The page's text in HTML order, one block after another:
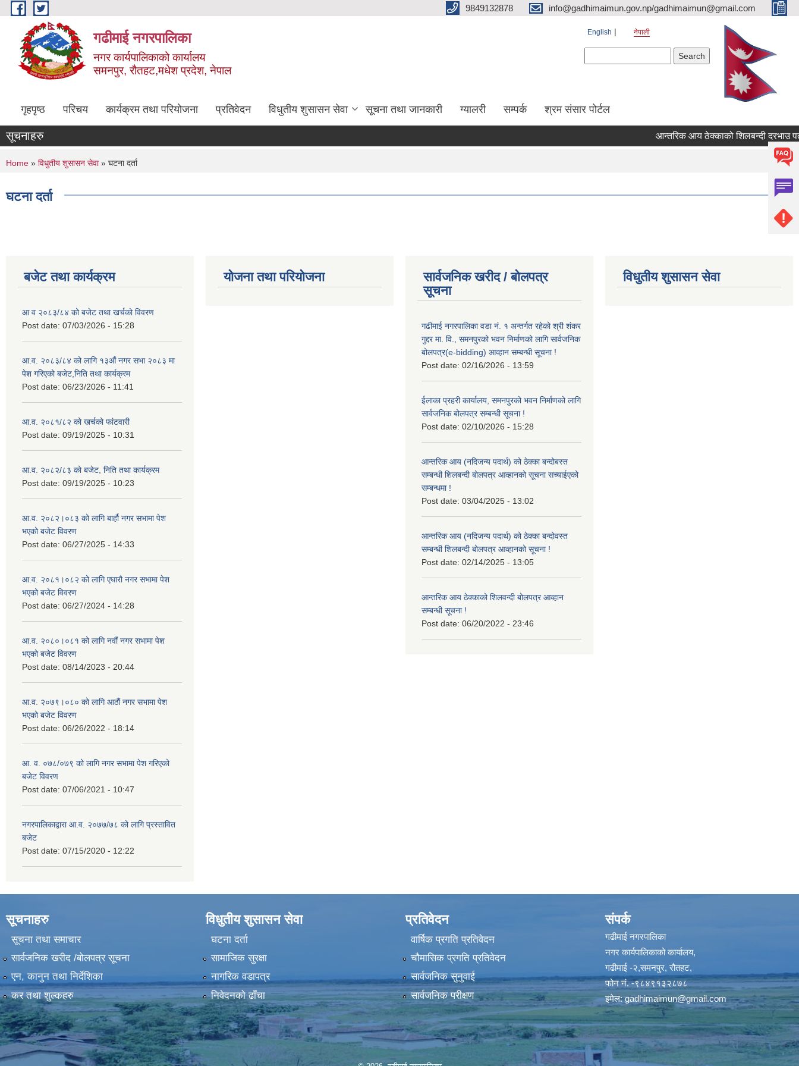
Skip to main content 9849132878 info@gadhimaimun.gov.np/gadhimaimun@gmail.com
गढीमाई नगरपालिका
नगर कार्यपालिकाको कार्यालय
समनपुर, रौतहट,मधेश प्रदेश, नेपाल
English नेपाली
गृहपृष्ठ परिचय कार्यक्रम तथा परियोजना प्रतिवेदन विधुतीय शुसासन सेवा सूचना तथा जानकारी ग्यालरी सम्पर्क श्रम संसार पोर्टल
सूचनाहरु आन्तरिक आय ठेक्काको शिलबन्दी दरभाउ पत्र
You are here
Home » विधुतीय शुसासन सेवा» घटना दर्ता
घटना दर्ता
बजेट तथा कार्यक्रम
आ व २०८३/८४ को बजेट तथा खर्चको विवरण
Post date: 07/03/2026 - 15:28
आ.व. २०८३/८४ को लागि १३औं नगर सभा २०८३ मा
पेश गरिएको बजेट,निति तथा कार्यक्रम
Post date: 06/23/2026 - 11:41
आ.व. २०८१/८२ को खर्चको फांटवारी
Post date: 09/19/2025 - 10:31
आ.व. २०८२/८३ को बजेट, निति तथा कार्यक्रम
Post date: 09/19/2025 - 10:23
आ.व. २०८२।०८३ को लागि बार्हौ नगर सभामा पेश
भएको बजेट विवरण
Post date: 06/27/2025 - 14:33
आ.व. २०८१।०८२ को लागि एघारौ नगर सभामा पेश
भएको बजेट विवरण
Post date: 06/27/2024 - 14:28
आ.व. २०८०।०८१ को लागि नवौं नगर सभामा पेश
भएको बजेट विवरण
Post date: 08/14/2023 - 20:44
आ.व. २०७९।०८० को लागि आठौं नगर सभामा पेश
भएको बजेट विवरण
Post date: 06/26/2022 - 18:14
आ. व. ०७८/०७९ को लागि नगर सभामा पेश गरिएको
बजेट विवरण
Post date: 07/06/2021 - 10:47
नगरपालिकाद्वारा आ.व. २०७७/७८ को लागि प्रस्तावित
बजेट
Post date: 07/15/2020 - 12:22
योजना तथा परियोजना
सार्वजनिक खरीद / बोलपत्र
सूचना
गढीमाई नगरपालिका वडा नं. १ अन्तर्गत रहेको श्री शंकर
गुद्दर मा. वि., समनपुरको भवन निर्माणको लागि सार्वजनिक
बोलपत्र(e-bidding) आव्हान सम्बन्धी सूचना !
Post date: 02/16/2026 - 13:59
ईलाका प्रहरी कार्यालय, समनपुरको भवन निर्माणको लागि
सार्वजनिक बोलपत्र सम्बन्धी सूचना !
Post date: 02/10/2026 - 15:28
आन्तरिक आय (नदिजन्य पदार्थ) को ठेक्का बन्दोबस्त
सम्बन्धी शिलबन्दी बोलपत्र आव्हानको सूचना सच्याईएको
सम्बन्धमा !
Post date: 03/04/2025 - 13:02
आन्तरिक आय (नदिजन्य पदार्थ) को ठेक्का बन्दोवस्त
सम्बन्धी शिलबन्दी बोलपत्र आव्हानको सूचना !
Post date: 02/14/2025 - 13:05
आन्तरिक आय ठेक्काको शिलवन्दी बोलपत्र आव्हान
सम्बन्धी सूचना !
Post date: 06/20/2022 - 23:46
विधुतीय शुसासन सेवा
सूचनाहरु
सूचना तथा समाचार
सार्वजनिक खरीद /बोलपत्र सूचना
एन, कानुन तथा निर्देशिका
कर तथा शुल्कहरु
विधुतीय शुसासन सेवा
घटना दर्ता
सामाजिक सुरक्षा
नागरिक वडापत्र
निवेदनको ढाँचा
प्रतिवेदन
वार्षिक प्रगति प्रतिवेदन
चौमासिक प्रगति प्रतिवेदन
सार्वजनिक सुनुवाई
सार्वजनिक परीक्षण
संपर्क
गढीमाई नगरपालिका
नगर कार्यपालिकाको कार्यालय,
गढीमाई -२,समनपुर, रौतहट,
फोन नं. -९८४९१३२८७८
इमेल:gadhimaimun@gmail.com